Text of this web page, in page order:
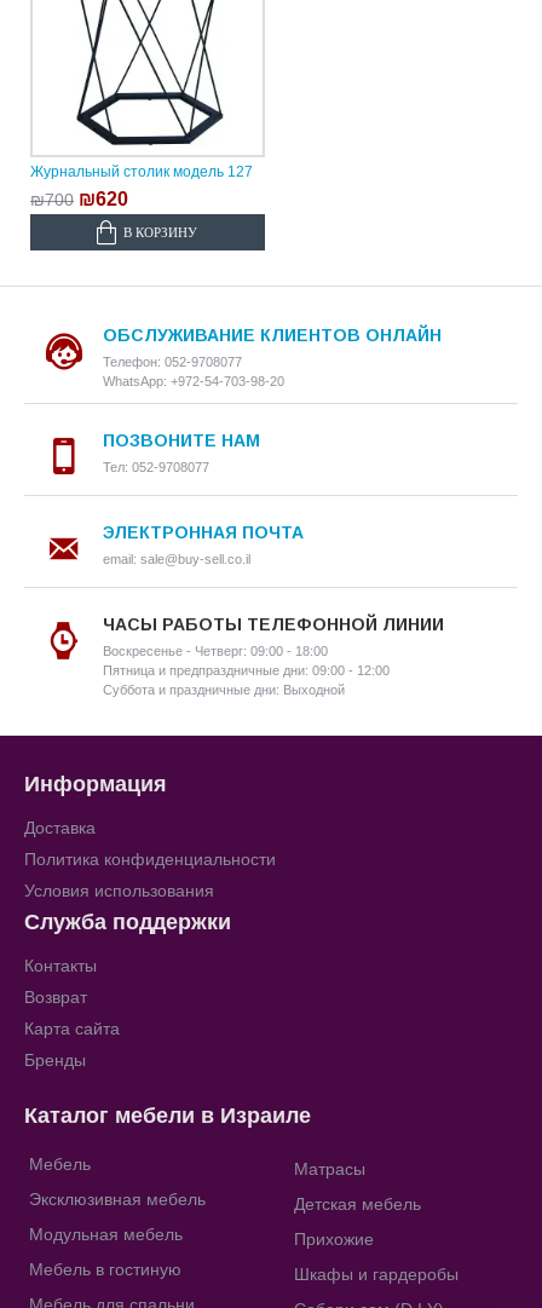
Журнальный столик модель 127
₪700 ₪620
В КОРЗИНУ
ОБСЛУЖИВАНИЕ КЛИЕНТОВ ОНЛАЙН
Телефон: 052-9708077
WhatsApp: +972-54-703-98-20
ПОЗВОНИТЕ НАМ
Тел: 052-9708077
ЭЛЕКТРОННАЯ ПОЧТА
email: sale@buy-sell.co.il
ЧАСЫ РАБОТЫ ТЕЛЕФОННОЙ ЛИНИИ
Воскресенье - Четверг: 09:00 - 18:00
Пятница и предпраздничные дни: 09:00 - 12:00
Суббота и праздничные дни: Выходной
Информация
Доставка
Политика конфиденциальности
Условия использования
Служба поддержки
Контакты
Возврат
Карта сайта
Бренды
Каталог мебели в Израиле
Мебель
Эксклюзивная мебель
Модульная мебель
Мебель в гостиную
Матрасы
Детская мебель
Прихожие
Шкафы и гардеробы